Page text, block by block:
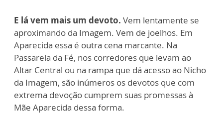
E lá vem mais um devoto. Vem lentamente se
aproximando da Imagem. Vem de joelhos. Em
Aparecida essa é outra cena marcante. Na
Passarela da Fé, nos corredores que levam ao
Altar Central ou na rampa que dá acesso ao Nicho
da Imagem, são inúmeros os devotos que com
extrema devoção cumprem suas promessas à
Mãe Aparecida dessa forma.